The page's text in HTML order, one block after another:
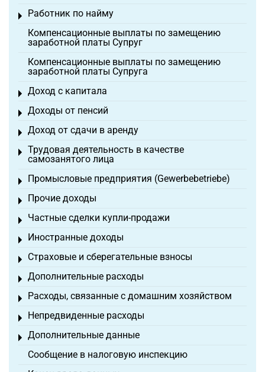
Работник по найму
Toggle menu
Компенсационные выплаты по замещению
заработной платы Супруг
Компенсационные выплаты по замещению
заработной платы Супруга
Доход с капитала
Toggle menu
Доходы от пенсий
Toggle menu
Доход от сдачи в аренду
Toggle menu
Трудовая деятельность в качестве
самозанятого лица
Toggle menu
Промысловые предприятия (Gewerbebetriebe)
Toggle menu
Прочие доходы
Toggle menu
Частные сделки купли-продажи
Toggle menu
Иностранные доходы
Toggle menu
Страховые и сберегательные взносы
Toggle menu
Дополнительные расходы
Toggle menu
Расходы, связанные с домашним хозяйством
Toggle menu
Непредвиденные расходы
Toggle menu
Дополнительные данные
Toggle menu
Сообщение в налоговую инспекцию